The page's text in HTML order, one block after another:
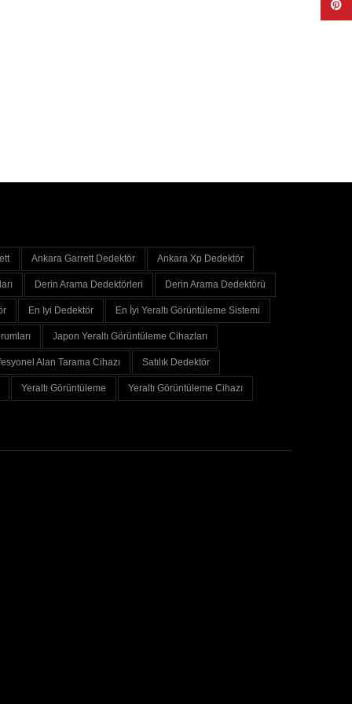
Ankara Garrett Dedektör Ankara Xp Dedektör
Derin Arama Dedektörleri Derin Arama Dedektörü
En Iyi Dedektör En İyi Yeraltı Görüntüleme Sistemi
Japon Yeraltı Görüntüleme Cihazları
Alan Tarama Cihazı Satılık Dedektör
Yeraltı Görüntüleme Yeraltı Görüntüleme Cihazı